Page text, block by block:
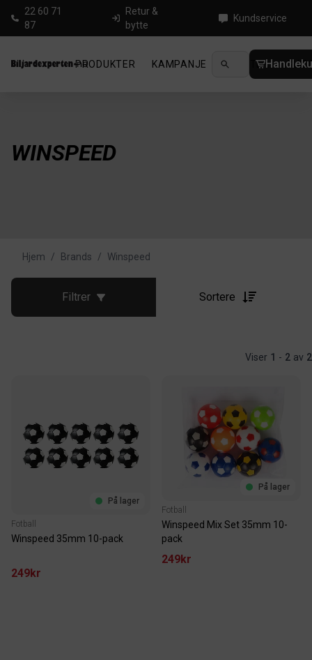
22 60 71
87
Retur &
bytte
Kundservice
PRODUKTER KAMPANJE NYHETER
WINSPEED
Hjem / Brands / Winspeed
Filtrer Sortere
Viser 1 - 2 av 2
På lager
Fotball
Winspeed 35mm 10-pack
249kr
På lager
Fotball
Winspeed Mix Set 35mm 10-
pack
249kr